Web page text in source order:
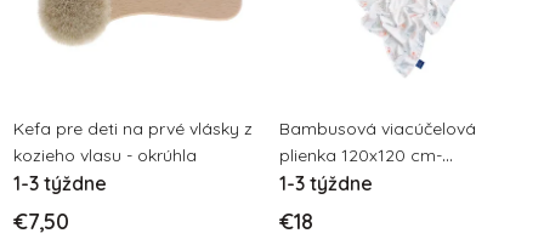
Kefa pre deti na prvé vlásky z
kozieho vlasu - okrúhla
1-3 týždne
€7,50
Bambusová viacúčelová
plienka 120x120 cm-
Bellflowers
1-3 týždne
€18